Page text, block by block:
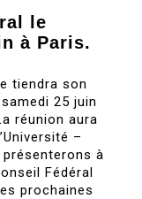
le
à Paris.
tiendra son
25 juin
réunion aura
–
présenterons à
Fédéral
prochaines